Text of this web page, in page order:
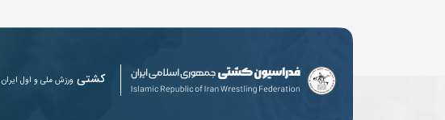
کشتی ورزش ملی و اول ایران